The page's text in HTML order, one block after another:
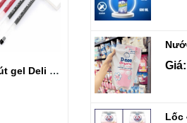
Hộp 12 cây bút gel Deli siêu trơn ngòi 0.5mm E6600S/C6600S Giá: